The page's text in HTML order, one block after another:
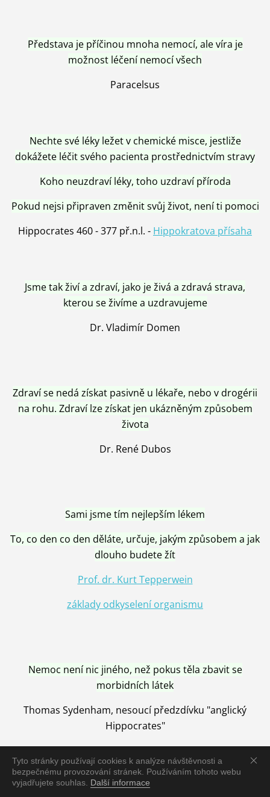
Tyto stránky používají cookies k analýze návštěvnosti a
bezpečnému provozování stránek. Používáním tohoto webu
vyjadřujete souhlas. Další informace
Představa je příčinou mnoha nemocí, ale víra je
možnost léčení nemocí všech
Paracelsus
Nechte své léky ležet v chemické misce, jestliže
dokážete léčit svého pacienta prostřednictvím stravy
Koho neuzdraví léky, toho uzdraví příroda
Pokud nejsi připraven změnit svůj život, není ti pomoci
Hippocrates 460 - 377 př.n.l. - Hippokratova přísaha
Jsme tak živí a zdraví, jako je živá a zdravá strava,
kterou se živíme a uzdravujeme
Dr. Vladimír Domen
Zdraví se nedá získat pasivně u lékaře, nebo v drogérii
na rohu. Zdraví lze získat jen ukázněným způsobem
života
Dr. René Dubos
Sami jsme tím nejlepším lékem
To, co den co den děláte, určuje, jakým způsobem a jak
dlouho budete žít
Prof. dr. Kurt Tepperwein
základy odkyselení organismu
Nemoc není nic jiného, než pokus těla zbavit se
morbidních látek
Thomas Sydenham, nesoucí předzdívku "anglický
Hippocrates"
Nemoc je vyléčena jen pomocí Přírody, neutralizací a